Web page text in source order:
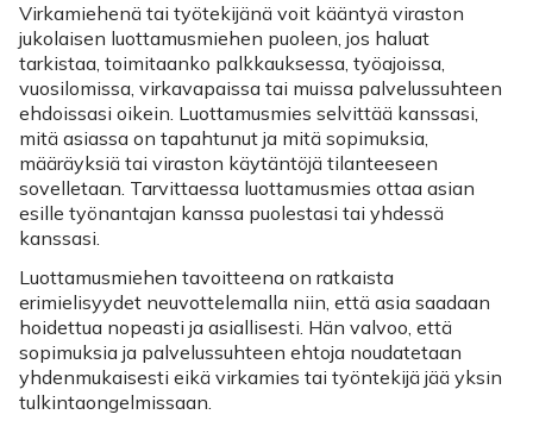
Virkamiehenä tai työtekijänä voit kääntyä viraston
jukolaisen luottamusmiehen puoleen, jos haluat
tarkistaa, toimitaanko palkkauksessa, työajoissa,
vuosilomissa, virkavapaissa tai muissa palvelussuhteen
ehdoissasi oikein. Luottamusmies selvittää kanssasi,
mitä asiassa on tapahtunut ja mitä sopimuksia,
määräyksiä tai viraston käytäntöjä tilanteeseen
sovelletaan. Tarvittaessa luottamusmies ottaa asian
esille työnantajan kanssa puolestasi tai yhdessä
kanssasi.
Luottamusmiehen tavoitteena on ratkaista
erimielisyydet neuvottelemalla niin, että asia saadaan
hoidettua nopeasti ja asiallisesti. Hän valvoo, että
sopimuksia ja palvelussuhteen ehtoja noudatetaan
yhdenmukaisesti eikä virkamies tai työntekijä jää yksin
tulkintaongelmissaan.